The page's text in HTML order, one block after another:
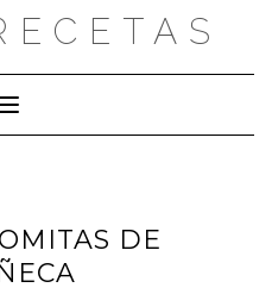
Cambiar modo de navegación
DE